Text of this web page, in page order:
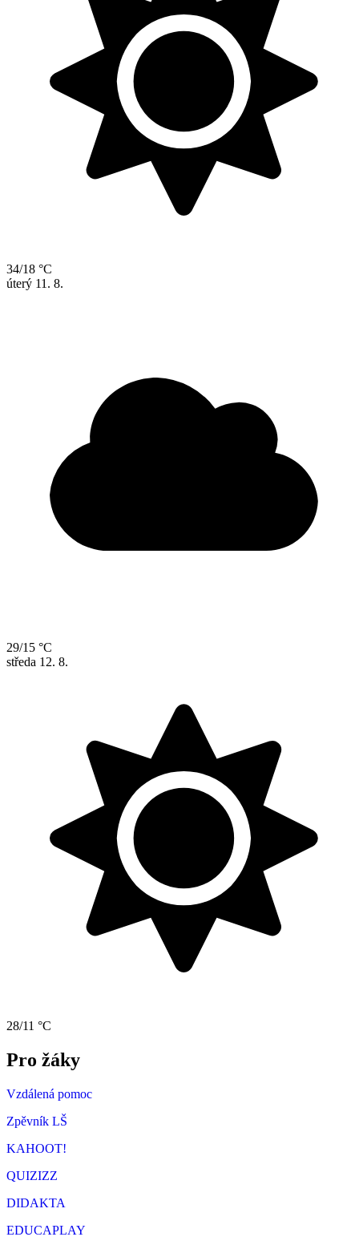
34/18 °C
úterý 11. 8.
29/15 °C
středa 12. 8.
28/11 °C
Pro žáky
Vzdálená pomoc
Zpěvník LŠ
KAHOOT!
QUIZIZZ
DIDAKTA
EDUCAPLAY